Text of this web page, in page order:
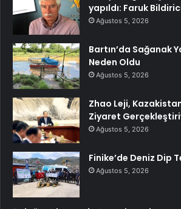
yapıldı: Faruk
Ağustos 5, 2026
Bartın’da Sağanak
Neden Oldu
Ağustos 5, 2026
Zhao Leji,
Ziyaret
Ağustos 5, 2026
Finike’de Deniz Dip
Ağustos 5, 2026